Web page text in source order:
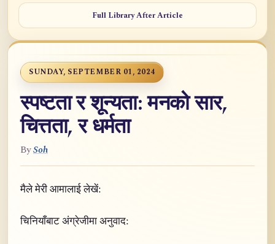
Full Library After Article
SUNDAY, SEPTEMBER 01, 2024
स्पष्टता र शून्यता: मनको सार,
चित्तता, र धर्मता
BySoh
मैले मेरी आमालाई लेखें:
चिनियाँबाट अंग्रेजीमा अनुवाद: